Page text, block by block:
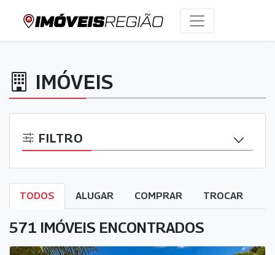
IMÓVEIS
FILTRO
TODOS ALUGAR COMPRAR TROCAR
571 IMÓVEIS ENCONTRADOS